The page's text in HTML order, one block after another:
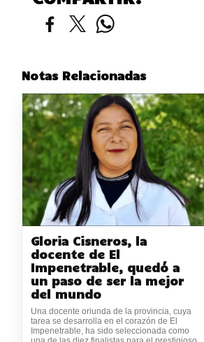
Notas Relacionadas
Gloria Cisneros, la
docente de El
Impenetrable, quedó a
un paso de ser la mejor
del mundo
Una docente oriunda de la provincia, cuya
tarea se desarrolla en el corazón de El
Impenetrable, ha sido seleccionada como